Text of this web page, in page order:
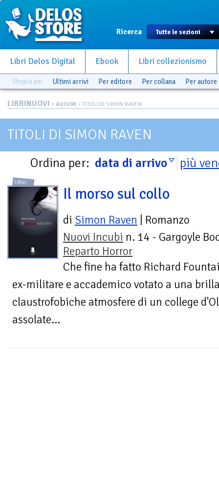
Ricerca
Libri Delos Digital Ebook Libri collezionismo
Sfoglia per Ultimi arrivi Per editore Per collana Per autore
LIBRINUOVI > AUTORI > TITOLI DI SIMON RAVEN
TITOLI DI SIMON RAVEN
Ordina per: data di arrivo più
LIBRI
Il morso sul collo
di Simon Raven | Romanzo
Nuovi Incubi n. 14 - Gargoyle
Reparto Horror
Che fine ha fatto Richard
ex-militare e accademico votato a una
claustrofobiche atmosfere di un college
assolate...